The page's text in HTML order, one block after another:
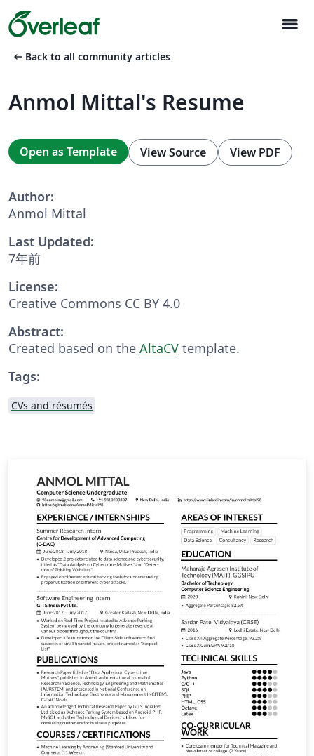
menu
arrow_left_alt Back to all community articles
Anmol Mittal's Resume
Open as Template View Source View PDF
Author:
Anmol Mittal
Last Updated:
7年前
License:
Creative Commons CC BY 4.0
Abstract:
Created based on the AltaCV template.
Tags:
CVs and résumés